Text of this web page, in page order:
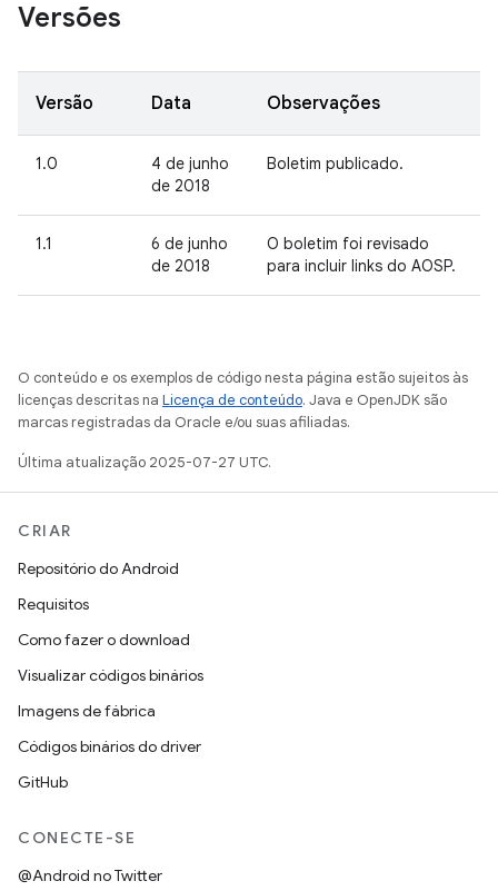
Versões
Versão Data Observações
1.0
4 de junho
de 2018
Boletim publicado.
1.1
6 de junho
de 2018
O boletim foi revisado
para incluir links do AOSP.
O conteúdo e os exemplos de código nesta página estão sujeitos às
licenças descritas na Licença de conteúdo. Java e OpenJDK são
marcas registradas da Oracle e/ou suas afiliadas.
Última atualização 2025-07-27 UTC.
CRIAR
Repositório do Android
Requisitos
Como fazer o download
Visualizar códigos binários
Imagens de fábrica
Códigos binários do driver
GitHub
CONECTE-SE
@Android no Twitter